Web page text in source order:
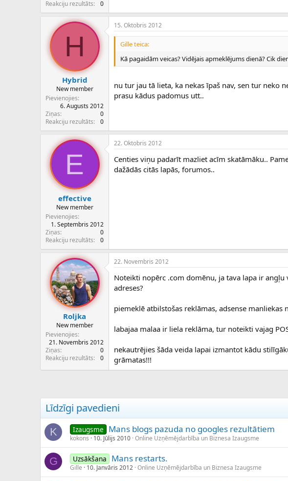
Reakciju rezultāts
0
H
Hybrid
New member
Pievienojies
6. Augusts 2012
Ziņas
0
Reakciju rezultāts
0
15. Oktobris 2012
Gille teica:
Kā pagaidām veicas? Vidējais apmeklējums dienā? Cik
nu tur jau tā lieta, ka nekas īpaš nav, sen tur neko
prasu kādus padomus utt..
E
effective
New member
Pievienojies
1. Septembris 2012
Ziņas
0
Reakciju rezultāts
0
22. Oktobris 2012
Centies viņu padarīt mazliet acīm skatāmāku..
dažādās citās lapās, forumos..
Roljka
New member
Pievienojies
21. Novembris 2012
Ziņas
0
Reakciju rezultāts
0
22. Novembris 2012
Noteikti nopērc .com domēnu, ja tava lapa ir
adreses?
piemeklē atbilstošas reklāmas, adsense manliekas
labajaa malaa ir liela reklāma, tur noteikti vajag
nekautrējies šāda veida lapai izmantot kādu
grāmatas!!!
Līdzīgi pavedieni
K Izaugsme Mans blogs pazuda no googles rezultātiem
kokons 10. Jūlijs 2010 Online Uzņēmējdarbība un Biznesa Izaugsme
G Uzsākšana Mans restarts.
Gille 10. Janvāris 2012 Online Uzņēmējdarbība un Biznesa Izaugsme